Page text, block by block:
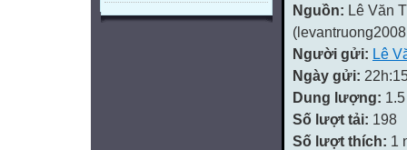
Nguồn: Lê Văn
Người gửi: Lê
Ngày gửi:
Dung lượng:
Số lượt tải: 198
Số lượt thích: 1